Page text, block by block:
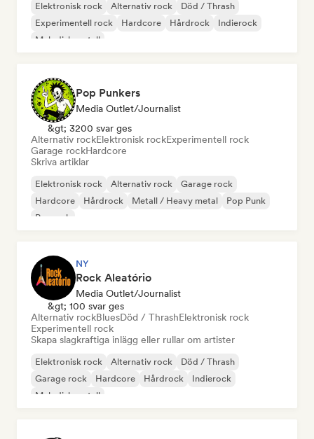
Elektronisk rock Alternativ rock
Död / Thrash
Experimentell rock
Hardcore Hårdrock
Indierock
Melodisk metall
Pop Punkers
Media Outlet/Journalist
&gt; 3200 svar ges
Alternativ rockElektronisk rockExperimentell rock
Garage rockHardcore
Skriva artiklar
Elektronisk rock Alternativ rock
Garage rock
Hardcore
Hårdrock Metall / Heavy metal
Pop Punk
Poprock
NY
Rock Aleatório
Media Outlet/Journalist
&gt; 100 svar ges
Alternativ rockBluesDöd / ThrashElektronisk rock
Experimentell rock
Skapa slagkraftiga inlägg eller rullar om artister
Elektronisk rock Alternativ rock
Död / Thrash
Garage rock
Hardcore Hårdrock
Indierock
Melodisk metall